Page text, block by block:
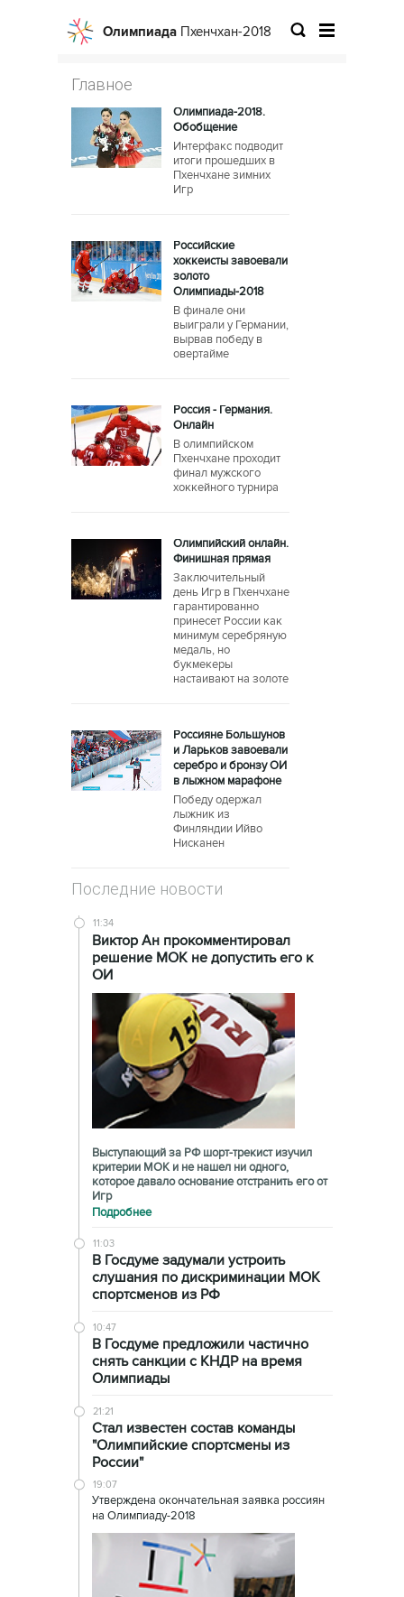
Олимпиада Пхенчхан-2018
Главное
Олимпиада-2018.
Обобщение
Интерфакс подводит
итоги прошедших в
Пхенчхане зимних
Игр
Российские
хоккеисты завоевали
золото
Олимпиады-2018
В финале они
выиграли у Германии,
вырвав победу в
овертайме
Россия - Германия.
Онлайн
В олимпийском
Пхенчхане проходит
финал мужского
хоккейного турнира
Олимпийский онлайн.
Финишная прямая
Заключительный
день Игр в Пхенчхане
гарантированно
принесет России как
минимум серебряную
медаль, но
букмекеры
настаивают на золоте
Россияне Большунов
и Ларьков завоевали
серебро и бронзу ОИ
в лыжном марафоне
Победу одержал
лыжник из
Финляндии Ийво
Нисканен
Последние новости
11:34
Виктор Ан прокомментировал
решение МОК не допустить его к
ОИ
Выступающий за РФ шорт-трекист изучил
критерии МОК и не нашел ни одного,
которое давало основание отстранить его от
Игр
Подробнее
11:03
В Госдуме задумали устроить
слушания по дискриминации МОК
спортсменов из РФ
10:47
В Госдуме предложили частично
снять санкции с КНДР на время
Олимпиады
21:21
Стал известен состав команды
"Олимпийские спортсмены из
России"
19:07
Утверждена окончательная заявка россиян
на Олимпиаду-2018